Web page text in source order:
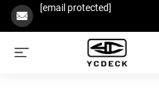
[email protected]